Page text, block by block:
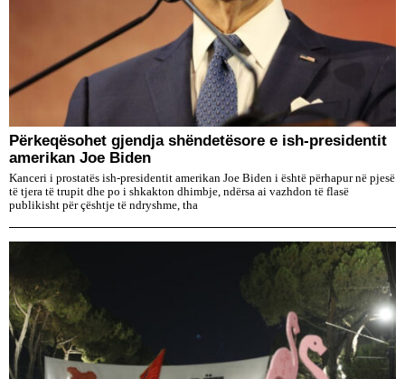
Përkeqësohet gjendja shëndetësore e ish-presidentit
amerikan Joe Biden
Kanceri i prostatës ish-presidentit amerikan Joe Biden i është përhapur në pjesë
të tjera të trupit dhe po i shkakton dhimbje, ndërsa ai vazhdon të flasë
publikisht për çështje të ndryshme, tha